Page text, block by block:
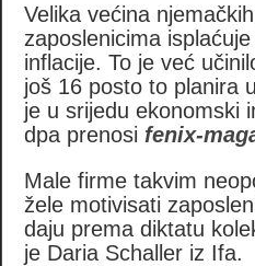
Velika većina
zaposlenicima
inflacije. To je već
još 16 posto to planira
je u srijedu ekonomski
dpa prenosi fenix-
Male firme takvim
žele motivisati
daju prema diktatu
je Daria Schaller iz Ifa.